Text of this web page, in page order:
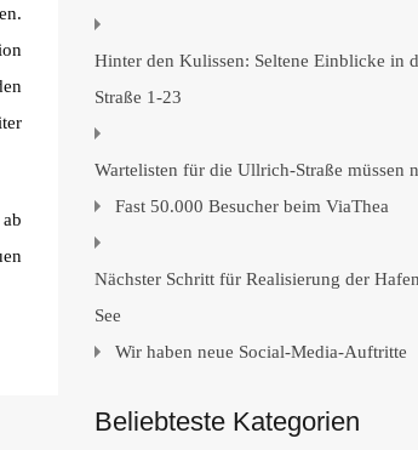
Hinter den Kulissen: Seltene Einblicke in
Straße 1-23
Wartelisten für die Ullrich-Straße müssen
Fast 50.000 Besucher beim ViaThea
Nächster Schritt für Realisierung der
See
Wir haben neue Social-Media-Auftritte
Beliebteste Kategorien